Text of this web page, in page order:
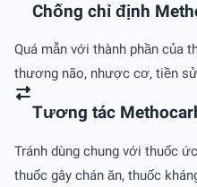
Chống chỉ định
Quá mẫn với thành phần của
thương não, nhược cơ, tiền
Tương tác
Tránh dùng chung với thuốc
thuốc gây chán ăn, thuốc